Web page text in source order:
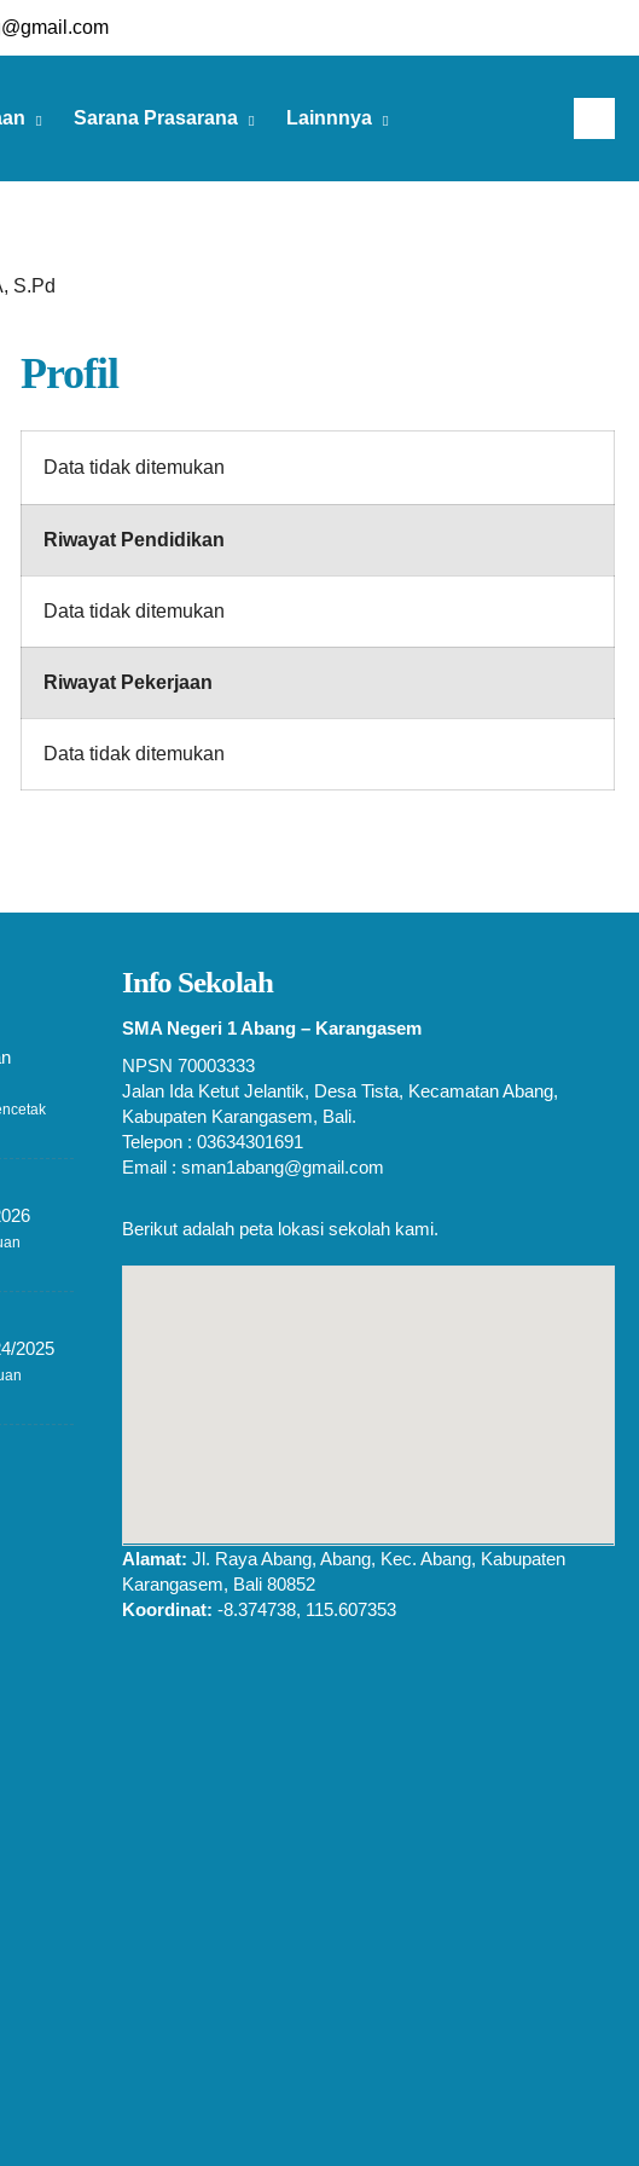
Sarana Prasarana Lainnnya
S.Pd
Profil
Data tidak ditemukan
Riwayat Pendidikan
Data tidak ditemukan
Riwayat Pekerjaan
Data tidak ditemukan
2025
Info Sekolah
SMA Negeri 1 Abang – Karangasem
NPSN 70003333
Jalan Ida Ketut Jelantik, Desa Tista, Kecamatan Abang,
Kabupaten Karangasem, Bali.
Telepon : 03634301691
Email : sman1abang@gmail.com
Berikut adalah peta lokasi sekolah kami.
Alamat: Jl. Raya Abang, Abang, Kec. Abang, Kabupaten
Karangasem, Bali 80852
Koordinat: -8.374738, 115.607353